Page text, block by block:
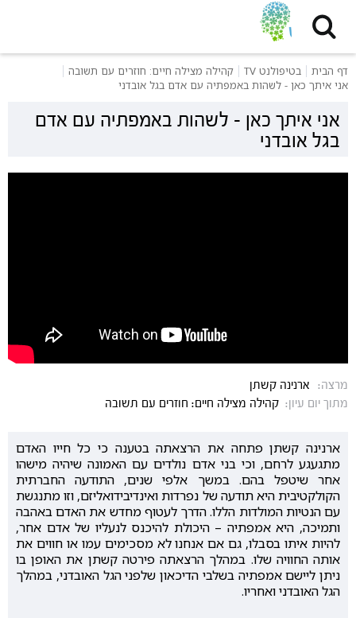
דף הבית בטיפולנט TV
קהילה מצילה חיים: חוזרים עם תשובה
אני איתך כאן - לשהות באמפתיה עם אדם בגל אובדני
אני איתך כאן - לשהות באמפתיה עם אדם
בגל אובדני
מרצה:
ארנינה קשתן
מתוך יום עיון: קהילה מצילה חיים: חוזרים עם תשובה
ארנינה קשתן פתחה את הרצאתה בטענה כי כל חייו האדם
מתגעגע לרחם, וכי בני אדם נולדים עם האמונה שיהיה מישהו
אחר שיטפל בהם. במשך אלפי שנים, התודעה החברתית
הקולקטיבית היא תודעה של נפרדות ואינדיבידואליזם, וזו מתנגשת
עם הנטיות המולדות הללו. הדרך לעטוף מחדש את האדם באהבה
ותמיכה, היא אמפתיה – היכולת להיכנס לנעליו של אדם אחר,
להיות איתו בסבלו, גם אם אנחנו לא מסכימים עמו או חווים את
אותה החוויה שלו. במהלך הרצאתה פירטה קשתן את האופן בו
ניתן ליישם אמפתיה בשלבי הדיכאון שלפני הגל האובדני, במהלך
הגל האובדני ואחריו.